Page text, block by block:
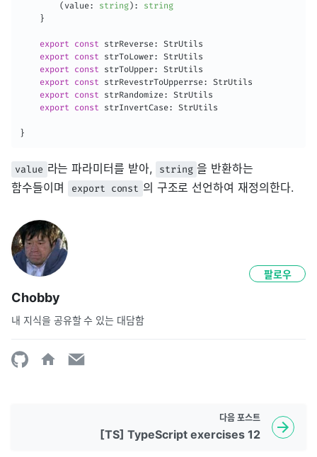
( value: string ) :
string
}
export const strReverse:
StrUtils
export
const strToLower:
StrUtils
export
const strToUpper:
StrUtils
export
const strRevestrToUpperrse:
StrUtils
export
const strRandomize:
StrUtils
export
const strInvertCase: StrUtils
}
value 라는 파라미터를 받아, string 을 반환하는
함수들이며
export const 의 구조로 선언하여 재정의한다.
Chobby
내 지식을 공유할 수 있는 대담함
팔로우
다음 포스트
[TS] TypeScript exercises 12